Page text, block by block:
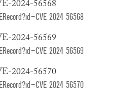
2024-56568
2024-56568
2024-56569
2024-56569
2024-56570
2024-56570